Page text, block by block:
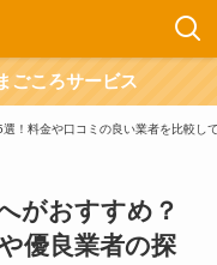
ごころサービス
！料金や口コミの良い業者を比較し
がおすすめ？
優良業者の探